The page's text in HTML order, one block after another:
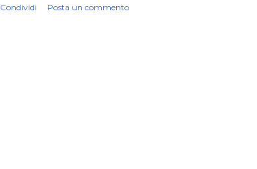
Condividi Posta un commento